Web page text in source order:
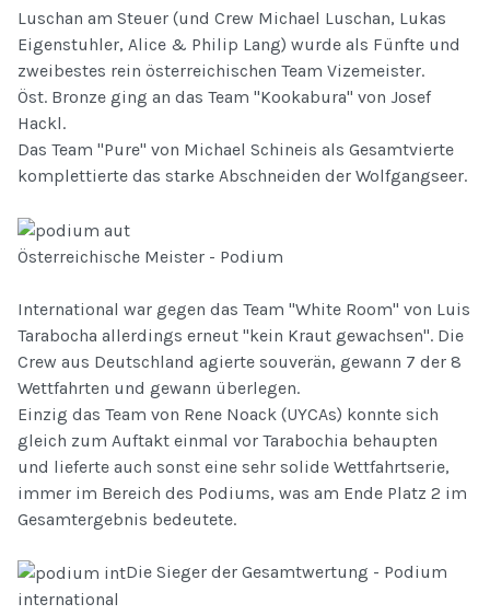
Luschan am Steuer (und Crew Michael Luschan, Lukas
Eigenstuhler, Alice & Philip Lang) wurde als Fünfte und
zweibestes rein österreichischen Team Vizemeister.
Öst. Bronze ging an das Team "Kookabura" von Josef
Hackl.
Das Team "Pure" von Michael Schineis als Gesamtvierte
komplettierte das starke Abschneiden der Wolfgangseer.
Österreichische Meister - Podium
International war gegen das Team "White Room" von Luis
Tarabocha allerdings erneut "kein Kraut gewachsen". Die
Crew aus Deutschland agierte souverän, gewann 7 der 8
Wettfahrten und gewann überlegen.
Einzig das Team von Rene Noack (UYCAs) konnte sich
gleich zum Auftakt einmal vor Tarabochia behaupten
und lieferte auch sonst eine sehr solide Wettfahrtserie,
immer im Bereich des Podiums, was am Ende Platz 2 im
Gesamtergebnis bedeutete.
Die Sieger der Gesamtwertung - Podium
international